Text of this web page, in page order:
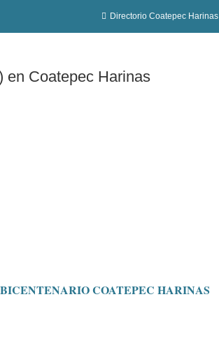
Directorio Coatepec Harinas
en Coatepec Harinas
COATEPEC HARINAS